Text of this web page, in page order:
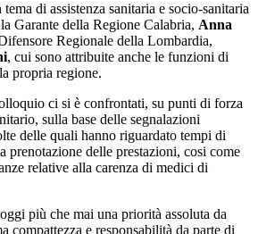
di assistenza sanitaria e socio-sanitaria
Garante della Regione Calabria, Anna
Regionale della Lombardia,
, cui sono attribuite anche le funzioni di
propria regione.
ci si è confrontati, su punti di forza
sulla base delle segnalazioni
delle quali hanno riguardato tempi di
prenotazione delle prestazioni, cosi come
relative alla carenza di medici di
più che mai una priorità assoluta da
compattezza e responsabilità da parte di